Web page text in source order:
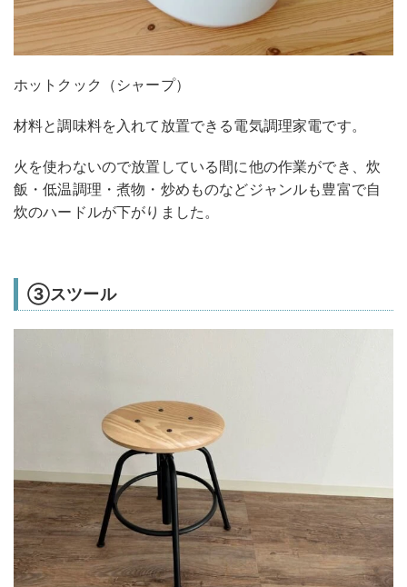
ホットクック（シャープ）
材料と調味料を入れて放置できる電気調理家電です。
火を使わないので放置している間に他の作業ができ、炊
飯・低温調理・煮物・炒めものなどジャンルも豊富で自
炊のハードルが下がりました。
③スツール